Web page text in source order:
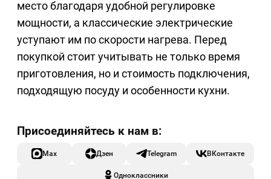
место благодаря удобной регулировке
мощности, а классические электрические
уступают им по скорости нагрева. Перед
покупкой стоит учитывать не только время
приготовления, но и стоимость подключения,
подходящую посуду и особенности кухни.
Max Дзен Telegram ВКонтакте
Одноклассники